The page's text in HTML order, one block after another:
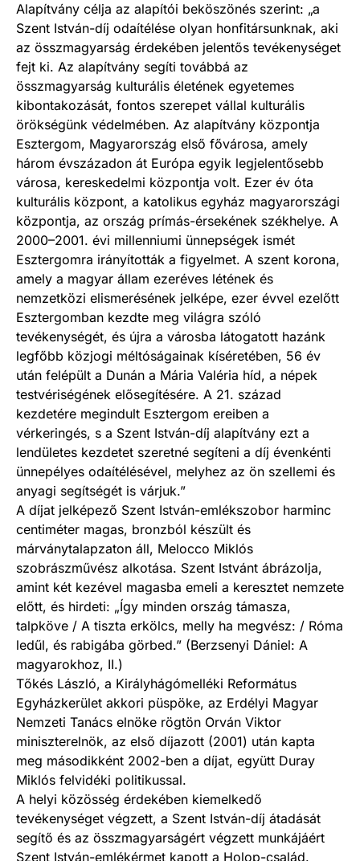
Alapítvány célja az alapítói beköszönés szerint: „a
Szent István-díj odaítélése olyan honfitársunknak, aki
az összmagyarság érdekében jelentős tevékenységet
fejt ki. Az alapítvány segíti továbbá az
összmagyarság kulturális életének egyetemes
kibontakozását, fontos szerepet vállal kulturális
örökségünk védelmében. Az alapítvány központja
Esztergom, Magyarország első fővárosa, amely
három évszázadon át Európa egyik legjelentősebb
városa, kereskedelmi központja volt. Ezer év óta
kulturális központ, a katolikus egyház magyarországi
központja, az ország prímás-érsekének székhelye. A
2000–2001. évi millenniumi ünnepségek ismét
Esztergomra irányították a figyelmet. A szent korona,
amely a magyar állam ezeréves létének és
nemzetközi elismerésének jelképe, ezer évvel ezelőtt
Esztergomban kezdte meg világra szóló
tevékenységét, és újra a városba látogatott hazánk
legfőbb közjogi méltóságainak kíséretében, 56 év
után felépült a Dunán a Mária Valéria híd, a népek
testvériségének elősegítésére. A 21. század
kezdetére megindult Esztergom ereiben a
vérkeringés, s a Szent István-díj alapítvány ezt a
lendületes kezdetet szeretné segíteni a díj évenkénti
ünnepélyes odaítélésével, melyhez az ön szellemi és
anyagi segítségét is várjuk.”
A díjat jelképező Szent István-emlékszobor harminc
centiméter magas, bronzból készült és
márványtalapzaton áll, Melocco Miklós
szobrászművész alkotása. Szent Istvánt ábrázolja,
amint két kezével magasba emeli a keresztet nemzete
előtt, és hirdeti: „Így minden ország támasza,
talpköve / A tiszta erkölcs, melly ha megvész: / Róma
ledűl, és rabigába görbed.” (Berzsenyi Dániel: A
magyarokhoz, II.)
Tőkés László, a Királyhágómelléki Református
Egyházkerület akkori püspöke, az Erdélyi Magyar
Nemzeti Tanács elnöke rögtön Orván Viktor
miniszterelnök, az első díjazott (2001) után kapta
meg másodikként 2002-ben a díjat, együtt Duray
Miklós felvidéki politikussal.
A helyi közösség érdekében kiemelkedő
tevékenységet végzett, a Szent István-díj átadását
segítő és az összmagyarságért végzett munkájáért
Szent István-emlékérmet kapott a Holop-család.